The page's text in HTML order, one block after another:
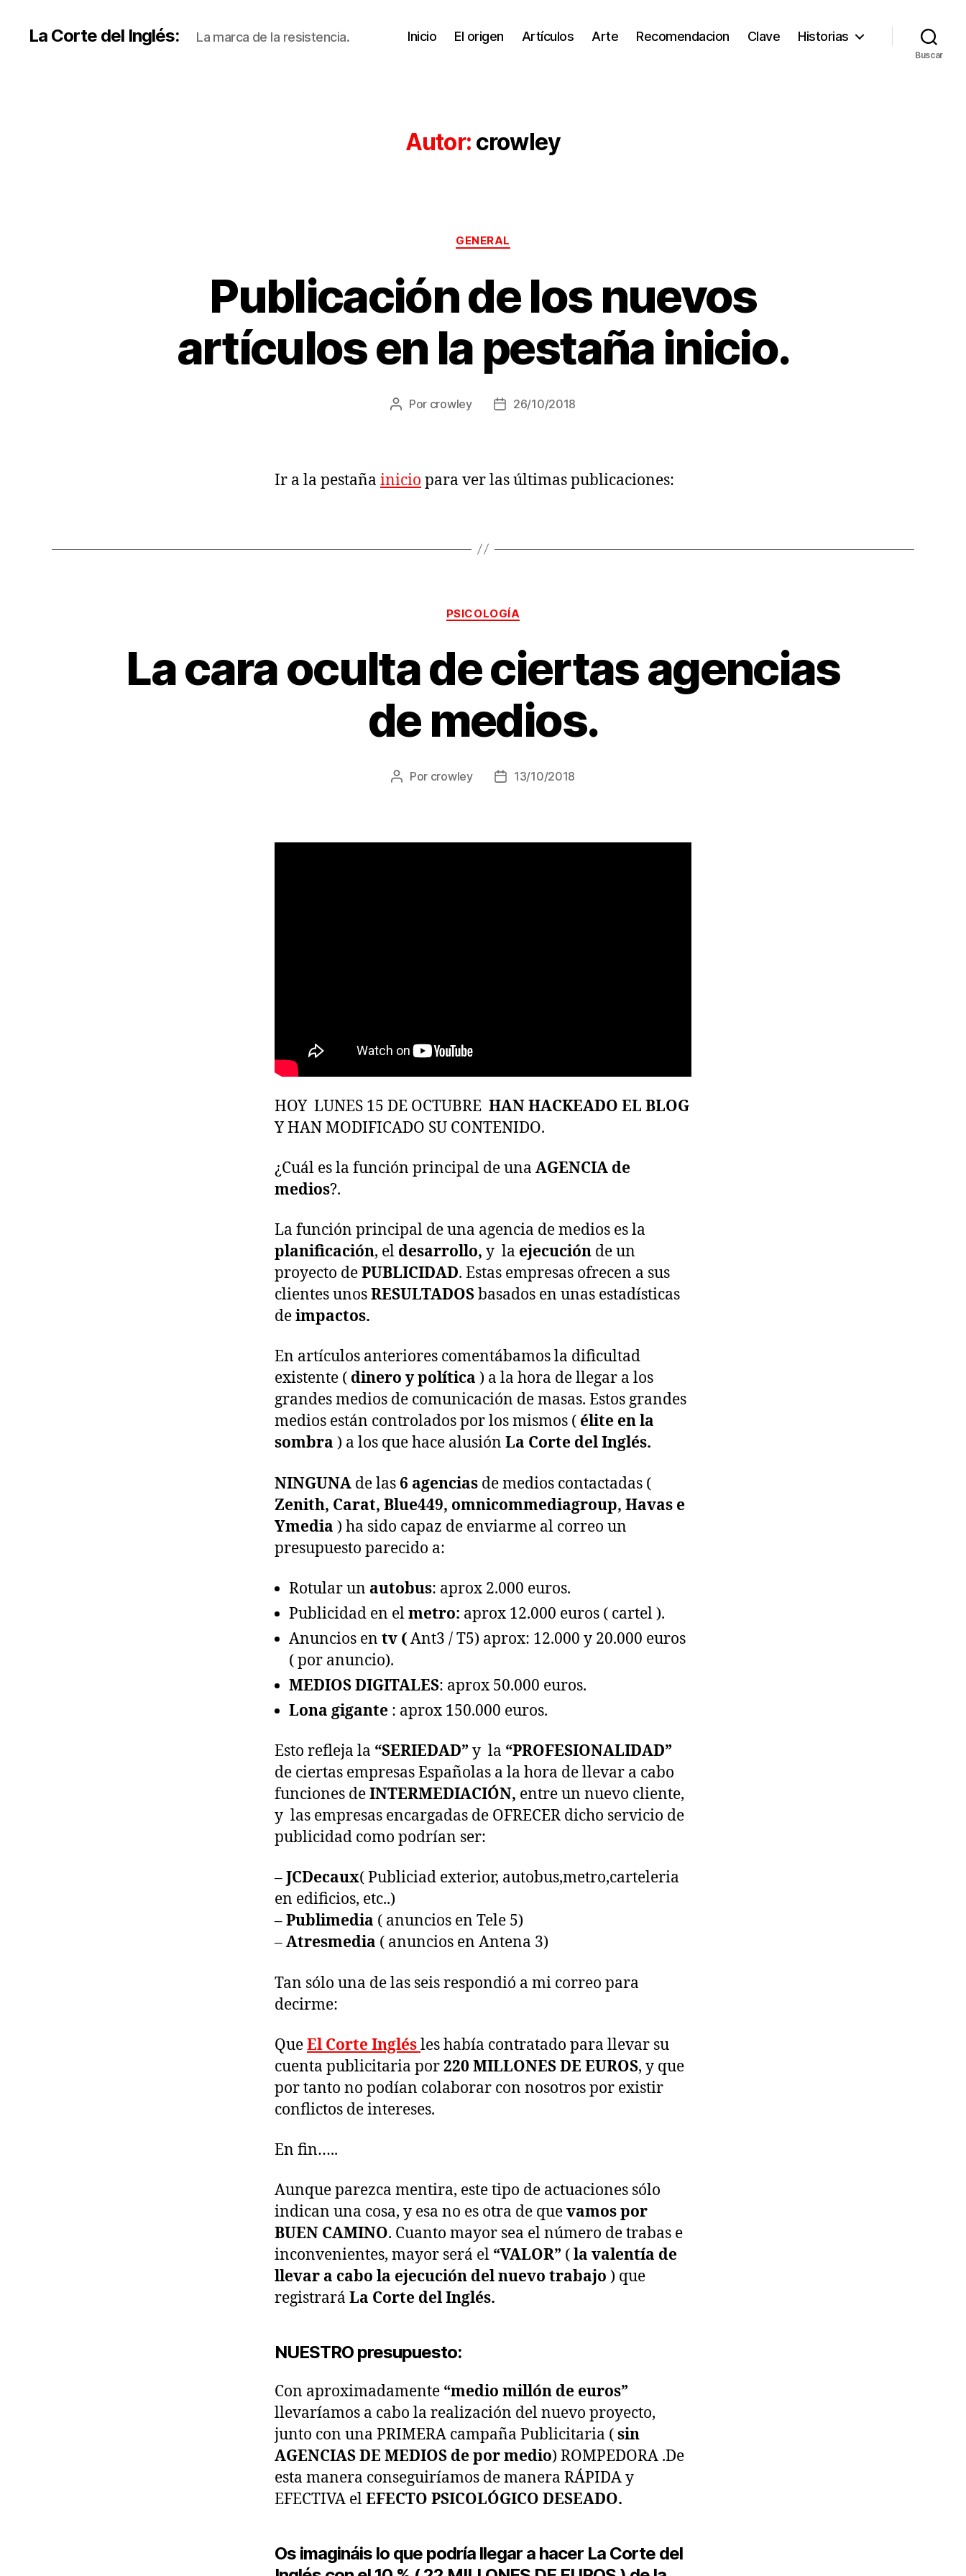
La Corte del Inglés: La marca de la resistencia. Inicio El origen Artículos Arte Recomendacion Clave Historias
Buscar
Autor: crowley
Categorías
GENERAL
Publicación de los nuevos
artículos en la pestaña inicio.
Autor
Por crowley
Fecha26/10/2018
Ir a la pestaña inicio para ver las últimas publicaciones:
Categorías
PSICOLOGÍA
La cara oculta de ciertas agencias
de medios.
Autor
Por crowley
Fecha13/10/2018
HOY LUNES 15 DE OCTUBRE HAN HACKEADO EL BLOG
Y HAN MODIFICADO SU CONTENIDO.
¿Cuál es la función principal de una AGENCIA de
medios?.
La función principal de una agencia de medios es la
planificación, el desarrollo, y la ejecución de un
proyecto dePUBLICIDAD. Estas empresas ofrecen a sus
clientes unosRESULTADOSbasados en unas estadísticas
deimpactos.
En artículos anteriores comentábamos la dificultad
existente ( dinero y política ) a la hora de llegar a los
grandes medios de comunicación de masas. Estos grandes
medios están controlados por los mismos ( élite en la
sombra ) a los que hace alusión La Corte del Inglés.
NINGUNA de las 6 agencias de medios contactadas (
Zenith, Carat, Blue449, omnicommediagroup, Havas e
Ymedia ) ha sido capaz de enviarme al correo un
presupuesto parecido a:
Rotular un autobus: aprox 2.000 euros.
Publicidad en elmetro: aprox 12.000 euros ( cartel ).
Anuncios en tv (Ant3 / T5) aprox: 12.000 y 20.000 euros
( por anuncio).
MEDIOS DIGITALES: aprox 50.000 euros.
Lona gigante : aprox 150.000 euros.
Esto refleja la “SERIEDAD” y la “PROFESIONALIDAD”
de ciertas empresas Españolas a la hora de llevar a cabo
funciones deINTERMEDIACIÓN, entre un nuevo cliente,
y las empresas encargadas de OFRECER dicho servicio de
publicidad como podrían ser:
–JCDecaux( Publiciad exterior, autobus,metro,carteleria
en edificios, etc..)
–Publimedia ( anuncios en Tele 5)
–Atresmedia ( anuncios en Antena 3)
Tan sólo una de las seis respondió a mi correo para
decirme:
QueEl Corte Inglésles había contratado para llevar su
cuenta publicitaria por220 MILLONES DE EUROS, y que
por tanto no podían colaborar con nosotros por existir
conflictos de intereses.
En fin…..
Aunque parezca mentira, este tipo de actuaciones sólo
indican una cosa, y esa no es otra de quevamos por
BUEN CAMINO. Cuanto mayor sea el número de trabas e
inconvenientes, mayor será el “VALOR” (la valentía de
llevar a cabo la ejecución del nuevo trabajo ) que
registrará La Corte del Inglés.
NUESTRO presupuesto:
Con aproximadamente “medio millón de euros”
llevaríamos a cabo la realización del nuevo proyecto,
junto con una PRIMERA campaña Publicitaria (sin
AGENCIAS DE MEDIOS de por medio) ROMPEDORA .De
esta manera conseguiríamos de manera RÁPIDA y
EFECTIVA elEFECTO PSICOLÓGICO DESEADO.
Os imagináis lo que podría llegar a hacer La Corte del